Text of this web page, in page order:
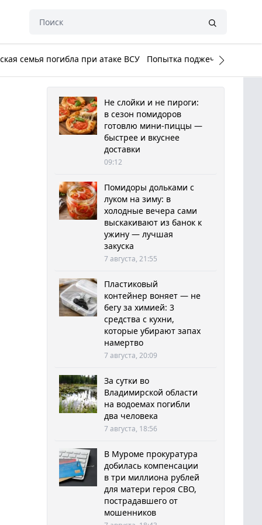
семья погибла при атаке ВСУ Попытка поджечь Белый
Не слойки и не пироги:
в сезон помидоров
готовлю мини-пиццы —
быстрее и вкуснее
доставки
09:12
Помидоры дольками с
луком на зиму: в
холодные вечера сами
выскакивают из банок к
ужину — лучшая
закуска
7 августа, 21:55
Пластиковый
контейнер воняет — не
бегу за химией: 3
средства с кухни,
которые убирают запах
намертво
7 августа, 20:09
За сутки во
Владимирской области
на водоемах погибли
два человека
7 августа, 18:56
В Муроме прокуратура
добилась компенсации
в три миллиона рублей
для матери героя СВО,
пострадавшего от
мошенников